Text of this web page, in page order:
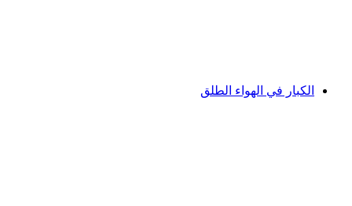
الكبار في الهواء الطلق